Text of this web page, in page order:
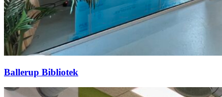
Ballerup Bibliotek